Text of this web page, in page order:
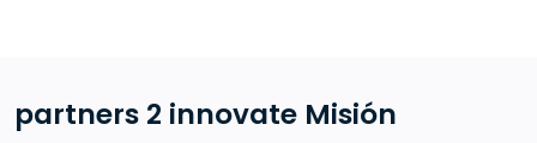
partners 2 innovate Misión